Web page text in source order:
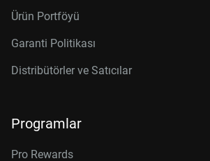
Ürün Portföyü
Garanti Politikası
Distribütörler ve Satıcılar
Programlar
Pro Rewards